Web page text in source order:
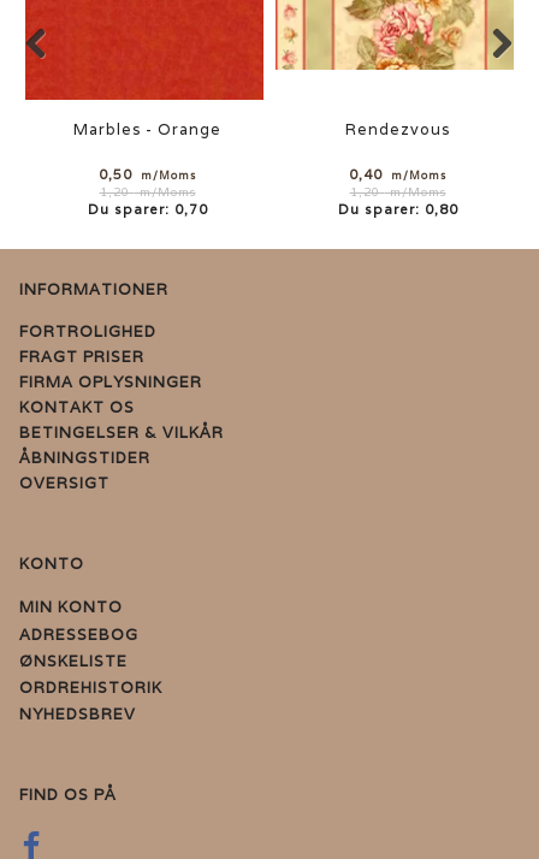
Marbles - Orange
0,50 m/Moms
1,20m/Moms
Du sparer: 0,70
Rendezvous
0,40 m/Moms
1,20m/Moms
Du sparer: 0,80
INFORMATIONER
FORTROLIGHED
FRAGT PRISER
FIRMA OPLYSNINGER
KONTAKT OS
BETINGELSER & VILKÅR
ÅBNINGSTIDER
OVERSIGT
KONTO
MIN KONTO
ADRESSEBOG
ØNSKELISTE
ORDREHISTORIK
NYHEDSBREV
FIND OS PÅ